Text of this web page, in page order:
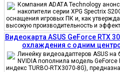
Компания ADATA Technology
накопители серии XPG Spectrix
оснащения игровых ПК и, как
высокую производительность и
Видеокарта ASUS GeForce RTX
охлаждения с одним
Линейку видеоадаптеров ASUS на
NVIDIA пополнила модель GeForce
индекс TURBO-RTX3070-8G),